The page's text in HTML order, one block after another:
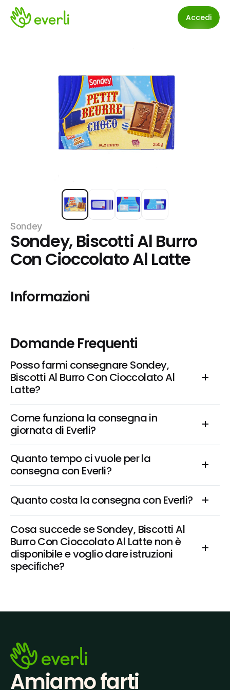
Accedi
Sondey
Sondey, Biscotti Al Burro
Con Cioccolato Al Latte
Informazioni
Domande Frequenti
Posso farmi consegnare Sondey,
Biscotti Al Burro Con Cioccolato Al
Latte?
Come funziona la consegna in
giornata di Everli?
Quanto tempo ci vuole per la
consegna con Everli?
Quanto costa la consegna con Everli?
Cosa succede se Sondey, Biscotti Al
Burro Con Cioccolato Al Latte non è
disponibile e voglio dare istruzioni
specifiche?
Amiamo farti